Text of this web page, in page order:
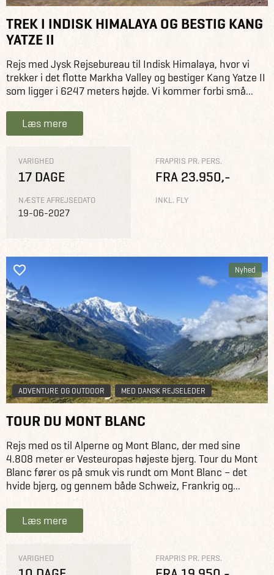
TREK I INDISK HIMALAYA OG BESTIG KANG
YATZE II
Rejs med Jysk Rejsebureau til Indisk Himalaya, hvor vi
trekker i det flotte Markha Valley og bestiger Kang Yatze II
som ligger i 6247 meters højde. Vi kommer forbi små...
Læs mere
VARIGHED
17 DAGE
NÆSTE AFREJSEDATO
19-06-2027
FRAPRIS PR. PERS.
FRA 23.950,-
INKL. FLY
Nyhed
ADVENTURE OG OUTDOOR MED DANSK REJSELEDER
TOUR DU MONT BLANC
Rejs med os til Alperne og Mont Blanc, der med sine
4.808 meter er Vesteuropas højeste bjerg. Tour du Mont
Blanc fører os på smuk vis rundt om Mont Blanc – det
hvide bjerg, og gennem både Schweiz, Frankrig og...
Læs mere
VARIGHED FRAPRIS PR. PERS.